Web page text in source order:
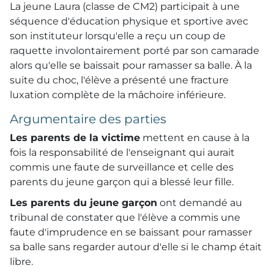
La jeune Laura (classe de CM2) participait à une
séquence d'éducation physique et sportive avec
son instituteur lorsqu'elle a reçu un coup de
raquette involontairement porté par son camarade
alors qu'elle se baissait pour ramasser sa balle. À la
suite du choc, l'élève a présenté une fracture
luxation complète de la mâchoire inférieure.
Argumentaire des parties
Les parents de la victime mettent en cause à la
fois la responsabilité de l'enseignant qui aurait
commis une faute de surveillance et celle des
parents du jeune garçon qui a blessé leur fille.
Les parents du jeune garçon ont demandé au
tribunal de constater que l'élève a commis une
faute d'imprudence en se baissant pour ramasser
sa balle sans regarder autour d'elle si le champ était
libre.